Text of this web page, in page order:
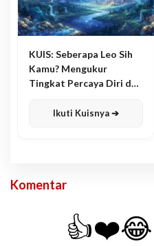
KUIS: Seberapa Leo Sih
Kamu? Mengukur
Tingkat Percaya Diri dan
Ikuti Kuisnya ➔
Komentar
👍❤️😂